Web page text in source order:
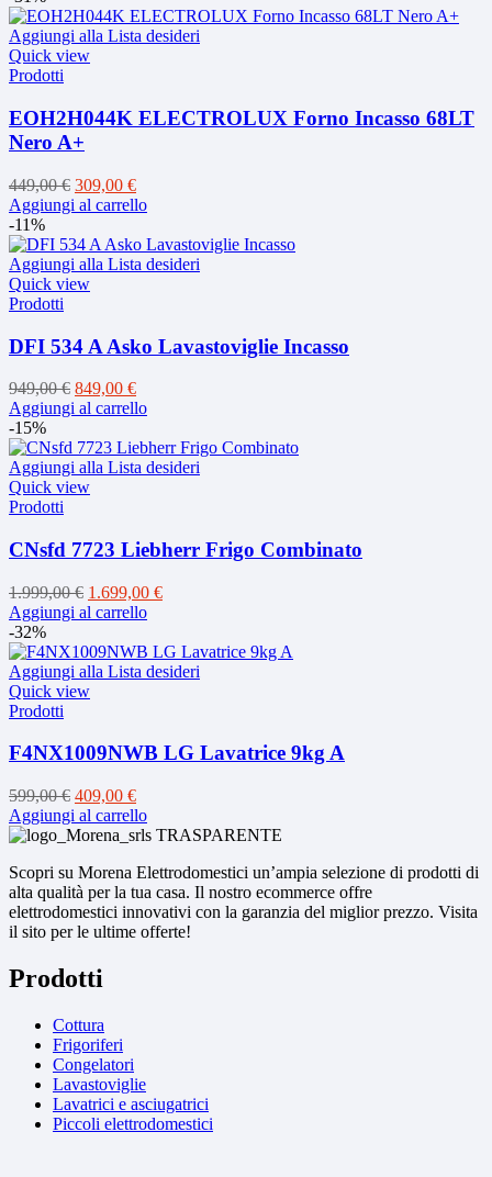
era:
599,00 €.
è:
449,00 €.
Aggiungi alla Lista desideri
Quick view
Prodotti
EOH2H044K ELECTROLUX Forno Incasso 68LT
Nero A+
449,00€ Il
prezzo
era:
449,00 €.
309,00 €Il
prezzo
è:
309,00 €.
Aggiungi al carrello
-11%
Aggiungi alla Lista desideri
Quick view
Prodotti
DFI 534 A Asko Lavastoviglie Incasso
949,00€ Il
prezzo
era:
949,00 €.
849,00 €Il
prezzo
è:
849,00 €.
Aggiungi al carrello
-15%
Aggiungi alla Lista desideri
Quick view
Prodotti
CNsfd 7723 Liebherr Frigo Combinato
1.999,00€ Il
prezzo
era:
1.999,00 €.
1.699,00 €Il
è:
1.699,00 €.
Aggiungi al carrello
-32%
Aggiungi alla Lista desideri
Quick view
Prodotti
F4NX1009NWB LG Lavatrice 9kg A
599,00€ Il
prezzo
originale
599,00 €.
409,00 €Il
prezzo
attuale
409,00 €.
Aggiungi al carrello
Scopri su Morena Elettrodomestici un’ampia selezione di prodotti di
alta qualità per la tua casa. Il nostro ecommerce offre
elettrodomestici innovativi con la garanzia del miglior prezzo. Visita
il sito per le ultime offerte!
Prodotti
Cottura
Frigoriferi
Congelatori
Lavastoviglie
Lavatrici e asciugatrici
Piccoli elettrodomestici